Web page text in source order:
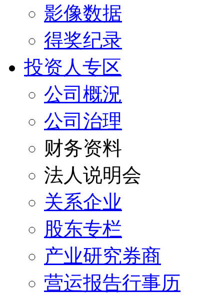
影像数据
得奖纪录
投资人专区
公司概況
公司治理
财务资料
法人说明会
关系企业
股东专栏
产业研究券商
营运报告行事历